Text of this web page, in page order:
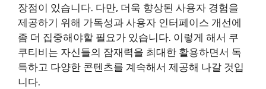
장점이 있습니다. 다만, 더욱 향상된 사용자 경험을
제공하기 위해 가독성과 사용자 인터페이스 개선에
좀 더 집중해야할 필요가 있습니다. 이렇게 해서 쿠
쿠티비는 자신들의 잠재력을 최대한 활용하면서 독
특하고 다양한 콘텐츠를 계속해서 제공해 나갈 것입
니다.